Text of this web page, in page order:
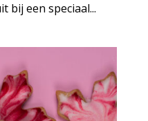
bij een speciaal...